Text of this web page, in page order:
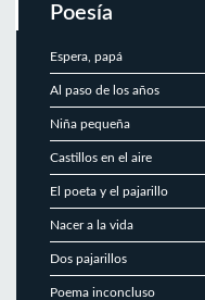
Poesía
Espera, papá
Al paso de los años
Niña pequeña
Castillos en el aire
El poeta y el pajarillo
Nacer a la vida
Dos pajarillos
Poema inconcluso